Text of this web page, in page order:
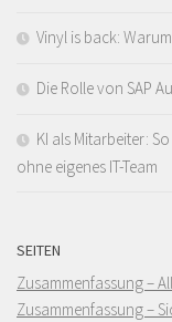
Vinyl is back:
Die Rolle von SAP
KI als Mitarbeiter:
ohne eigenes IT-Team
SEITEN
Zusammenfassung –
Zusammenfassung –